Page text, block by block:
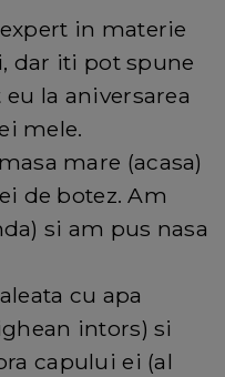
in materie
dar iti pot spune
la aniversarea
mele.
mare (acasa)
de botez. Am
si am pus nasa
cu apa
intors) si
capului ei (al